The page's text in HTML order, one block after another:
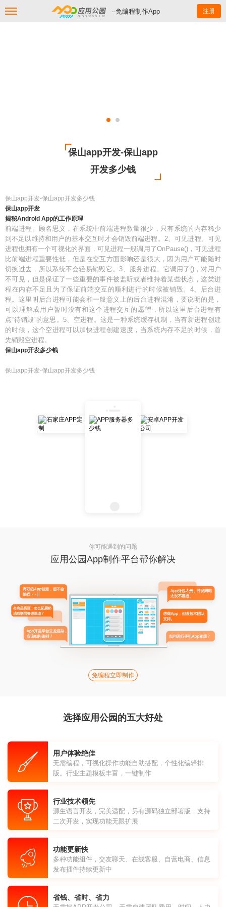
--免编程制作App 注册
保山app开发-保山app
开发多少钱
保山app开发-保山app开发多少钱
保山app开发
揭秘Android App的工作原理
前端进程。顾名思义，在系统中前端进程数量很少，只有系统的内存稀少
到不足以维持和用户的基本交互时才会销毁前端进程。2、可见进程。可见
进程也拥有一个可视化的界面，可见进程一般调用了OnPause()，可见进程
比前端进程重要性低，但是在交互方面影响还是很大，因为用户可能随时
切换过去，所以系统不会轻易销毁它。3、服务进程。它调用了()，对用户
不可见，但是保证了一些重要的事件被监听或者维持着某些状态，这类进
程在内存不足且为了保证前端交互的顺利进行的时候被销毁。4、后台进
程。这里叫后台进程可能会和一般意义上的后台进程混淆，要说明的是，
可以理解成用户暂时没有和这个进程交互的愿望，所以这里后台进程有
点“待销毁”的意思。5、空进程。这是一种系统缓存机制，当有新进程创建
的时候，这个空进程可以加快进程创建速度，当系统内存不足的时候，首
先销毁空进程。
保山app开发多少钱
保山app开发-保山app开发多少钱
你可能遇到的问题
应用公园App制作平台帮你解决
免编程立即制作
选择应用公园的五大好处
用户体验绝佳
无需编程，可视化操作功能自助搭配，个性化编辑排
版。行业主题模板丰富，一键制作
行业技术领先
源生语言开发，完美适配，另有源码独立部署版，支持
二次开发，实现功能无限扩展
功能更新快
多种功能组件，交友聊天、在线客服、自营电商、信息
发布插件持续更新中
省钱、省时、省力